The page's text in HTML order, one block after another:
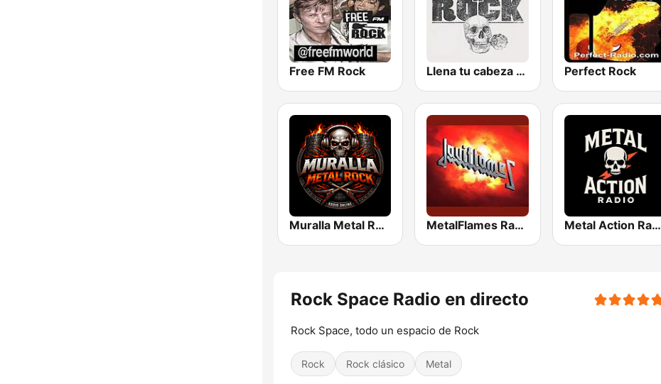
Free FM Rock Llena tu cabeza de RocK Perfect Rock
Muralla Metal Rock MetalFlames Radio Metal Action Radio
Rock Space Radio en directo
Rock Space, todo un espacio de Rock
Rock Rock clásico Metal